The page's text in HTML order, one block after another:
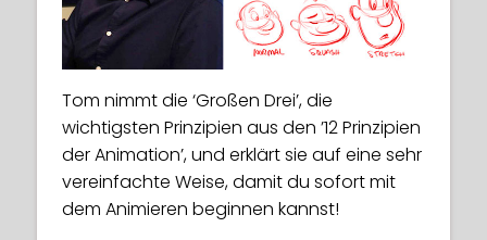
Tom nimmt die ‘Großen Drei’, die
wichtigsten Prinzipien aus den ’12 Prinzipien
der Animation’, und erklärt sie auf eine sehr
vereinfachte Weise, damit du sofort mit
dem Animieren beginnen kannst!